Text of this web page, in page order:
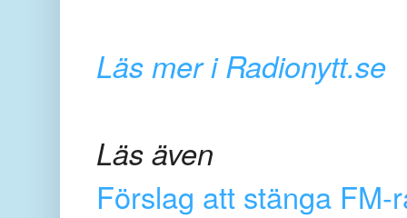
Läs mer i Radionytt.se
Läs även
Förslag att stänga